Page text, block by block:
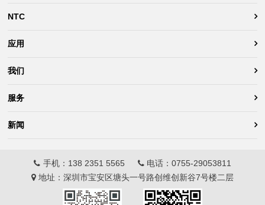
NTC
应用
我们
服务
新闻
手机： 138 2351 5565 电话： 0755-29053811
地址：深圳市宝安区塘头一号路创维创新谷7号楼二层